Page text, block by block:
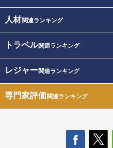
人材関連ランキング
トラベル関連ランキング
レジャー関連ランキング
専門家評価関連ランキング